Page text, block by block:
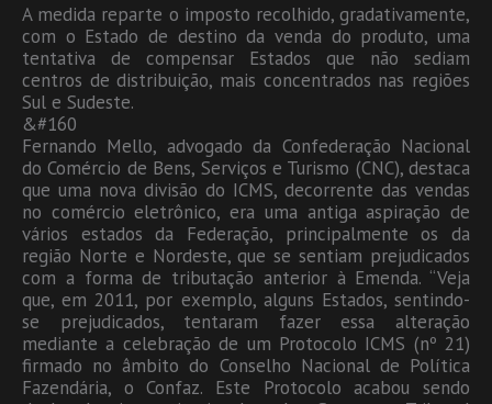
A medida reparte o imposto recolhido, gradativamente,
com o Estado de destino da venda do produto, uma
tentativa de compensar Estados que não sediam
centros de distribuição, mais concentrados nas regiões
Sul e Sudeste.
&#160
Fernando Mello, advogado da Confederação Nacional
do Comércio de Bens, Serviços e Turismo (CNC), destaca
que uma nova divisão do ICMS, decorrente das vendas
no comércio eletrônico, era uma antiga aspiração de
vários estados da Federação, principalmente os da
região Norte e Nordeste, que se sentiam prejudicados
com a forma de tributação anterior à Emenda. “Veja
que, em 2011, por exemplo, alguns Estados, sentindo-
se prejudicados, tentaram fazer essa alteração
mediante a celebração de um Protocolo ICMS (nº 21)
firmado no âmbito do Conselho Nacional de Política
Fazendária, o Confaz. Este Protocolo acabou sendo